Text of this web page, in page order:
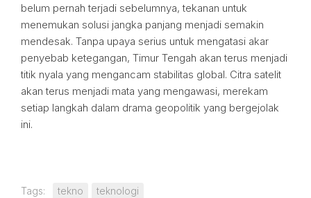
belum pernah terjadi sebelumnya, tekanan untuk
menemukan solusi jangka panjang menjadi semakin
mendesak. Tanpa upaya serius untuk mengatasi akar
penyebab ketegangan, Timur Tengah akan terus menjadi
titik nyala yang mengancam stabilitas global. Citra satelit
akan terus menjadi mata yang mengawasi, merekam
setiap langkah dalam drama geopolitik yang bergejolak
ini.
Tags: tekno teknologi